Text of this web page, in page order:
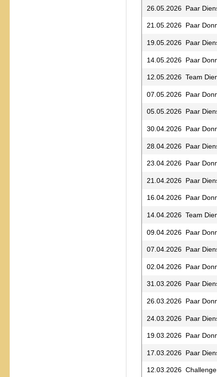
26.05.2026 Paar
21.05.2026 Paar
19.05.2026 Paar
14.05.2026 Paar
12.05.2026 Team
07.05.2026 Paar
05.05.2026 Paar
30.04.2026 Paar
28.04.2026 Paar
23.04.2026 Paar
21.04.2026 Paar
16.04.2026 Paar
14.04.2026 Team
09.04.2026 Paar
07.04.2026 Paar
02.04.2026 Paar
31.03.2026 Paar
26.03.2026 Paar
24.03.2026 Paar
19.03.2026 Paar
17.03.2026 Paar
12.03.2026